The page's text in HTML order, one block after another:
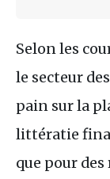
Selon les
le secteur
pain sur la
littératie
que pour